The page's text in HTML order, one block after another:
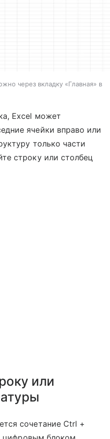
через вкладку «Главная» в
Excel может
ячейки вправо или
только части
строку или столбец
или
сочетание Ctrl +